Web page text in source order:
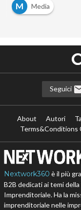
M
Media
Seguici
About Autori
Terms&Conditions
Nextwork360 è il più
B2B dedicati ai temi
Imprenditoriale. Ha la
imprenditoriale nelle